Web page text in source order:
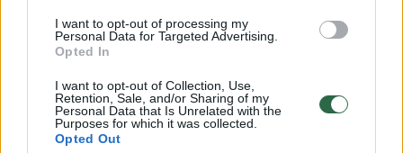
I want to opt-out of processing my
Personal Data for Targeted Advertising.
Opted In
I want to opt-out of Collection, Use,
Retention, Sale, and/or Sharing of my
Personal Data that Is Unrelated with the
Purposes for which it was collected.
Opted Out
Laidos | Nauja diena
00:05:25
K. Prunskienės brolis prisiminė jaudinančią akimirką
prieš mirtį: „Tai buvo simbolinis mūsų pagerbimo
ženklas“